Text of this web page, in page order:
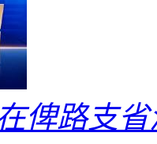
俾路支